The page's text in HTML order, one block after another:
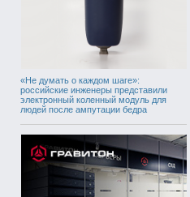
«Не думать о каждом шаге»:
российские инженеры представили
электронный коленный модуль для
людей после ампутации бедра